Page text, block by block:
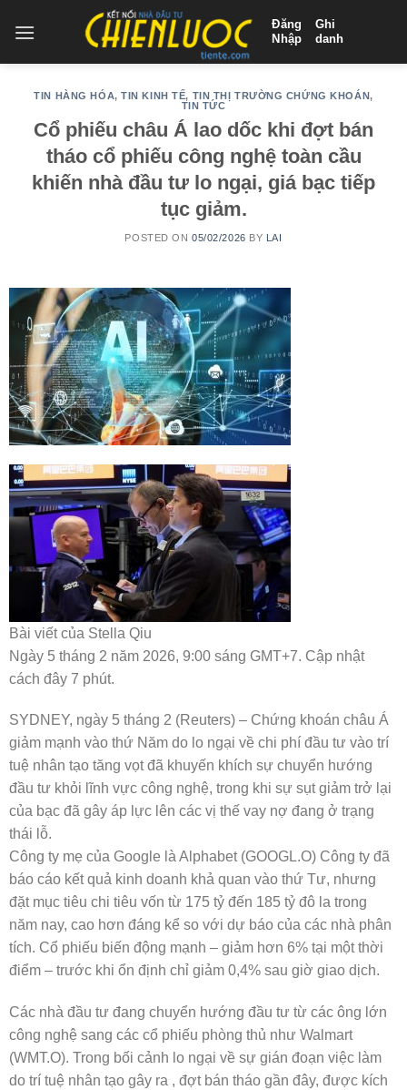
Đăng
Nhập
Ghi
danh
TIN HÀNG HÓA,TIN KINH TẾ, TIN THỊ TRƯỜNG CHỨNG KHOÁN,
TIN TỨC
Cổ phiếu châu Á lao dốc khi đợt bán
tháo cổ phiếu công nghệ toàn cầu
khiến nhà đầu tư lo ngại, giá bạc tiếp
tục giảm.
POSTED ON05/02/2026 BY LAI
Bài viết của Stella Qiu
Ngày 5 tháng 2 năm 2026, 9:00 sáng GMT+7. Cập nhật
cách đây 7 phút.
SYDNEY, ngày 5 tháng 2 (Reuters) – Chứng khoán châu Á
giảm mạnh vào thứ Năm do lo ngại về chi phí đầu tư vào trí
tuệ nhân tạo tăng vọt đã khuyến khích sự chuyển hướng
đầu tư khỏi lĩnh vực công nghệ, trong khi sự sụt giảm trở lại
của bạc đã gây áp lực lên các vị thế vay nợ đang ở trạng
thái lỗ.
Công ty mẹ của Google là Alphabet (GOOGL.O) Công ty đã
báo cáo kết quả kinh doanh khả quan vào thứ Tư, nhưng
đặt mục tiêu chi tiêu vốn từ 175 tỷ đến 185 tỷ đô la trong
năm nay, cao hơn đáng kể so với dự báo của các nhà phân
tích. Cổ phiếu biến động mạnh – giảm hơn 6% tại một thời
điểm – trước khi ổn định chỉ giảm 0,4% sau giờ giao dịch.
Các nhà đầu tư đang chuyển hướng đầu tư từ các ông lớn
công nghệ sang các cổ phiếu phòng thủ như Walmart
(WMT.O). Trong bối cảnh lo ngại về sự gián đoạn việc làm
do trí tuệ nhân tạo gây ra , đợt bán tháo gần đây, được kích